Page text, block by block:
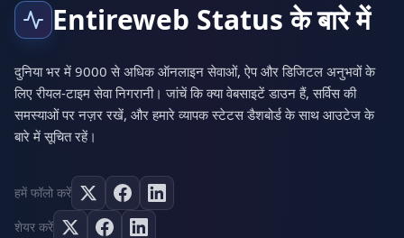
Entireweb Status के बारे में
दुनिया भर में 9000 से अधिक ऑनलाइन सेवाओं, ऐप और डिजिटल अनुभवों के
लिए रीयल-टाइम सेवा निगरानी। जांचें कि क्या वेबसाइटें डाउन हैं, सर्विस की
समस्याओं पर नज़र रखें, और हमारे व्यापक स्टेटस डैशबोर्ड के साथ आउटेज के
बारे में सूचित रहें।
हमें फॉलो करें
शेयर करें